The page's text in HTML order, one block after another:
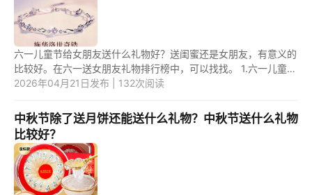
六一儿童节给女朋友送什么礼物好？送闺蜜还是女朋友，有意义的
比较好。在六一送女朋友礼物排行榜中，可以找找。 1.六一儿童节
给女朋友送饰品作礼物好 在六一儿童节，送一些适合女朋友年龄
2026年04月21日发布 | 132次阅读
中秋节除了送月饼还能送什么礼物？中秋节送什么礼物
比较好？